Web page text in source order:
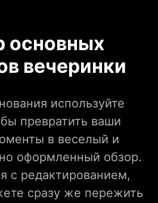
основных
вечеринки
используйте
превратить ваши
в веселый и
оформленный обзор.
с редактированием,
сразу же пережить